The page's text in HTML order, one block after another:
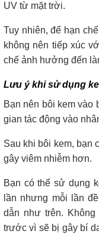
UV từ mặt trời.
Tuy nhiên, để hạn
không nên tiếp xúc
chế ảnh hưởng đến
Lưu ý khi sử dụng
Bạn nên bôi kem vào
gian tác động vào
Sau khi bôi kem, bạn
gây viêm nhiễm hơn.
Bạn có thể sử dụng
lần nhưng mỗi lần
dẫn như trên.
trước vì sẽ bị gây bí